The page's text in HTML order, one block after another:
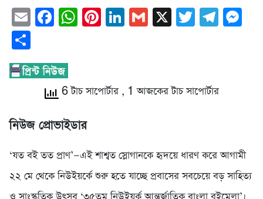
EmailFacebook
WhatsApp
Pinterest
LinkedIn
Gmail
X Twitter
6 টাচ সাপোর্টার , 1 আজকের টাচ সাপোর্টার
নিউজ প্রোভাইডার
‘যত বই তত প্রাণ’—এই শাশ্বত স্লোগানকে হৃদয়ে ধারণ করে আগামী
২২ মে থেকে নিউইয়র্কে শুরু হতে যাচ্ছে প্রবাসের সবচেয়ে বড় সাহিত্য